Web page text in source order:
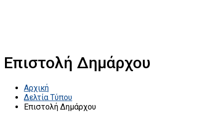
Επιστολή Δημάρχου
Αρχική
Δελτία Τύπου
Επιστολή Δημάρχου